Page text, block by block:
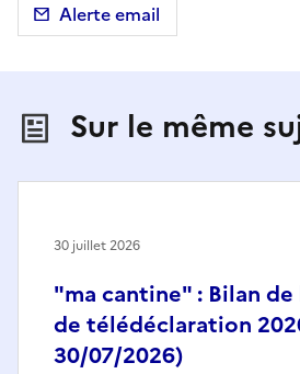
Alerte email
Sur le même
"ma cantine" : Bilan de
de télédéclaration
30/07/2026)
30 juillet 2026